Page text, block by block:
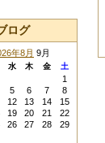
ログ
年8月 9月
水 木 金 土
1
5 6 7
8
12 13 14
15
19 20 21
22
26 27 28
29